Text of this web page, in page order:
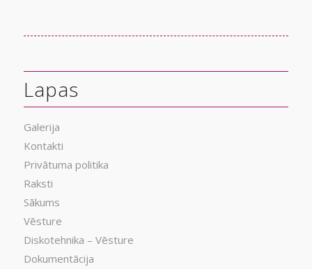
Lapas
Galerija
Kontakti
Privātuma politika
Raksti
Sākums
Vēsture
Diskotehnika – Vēsture
Dokumentācija